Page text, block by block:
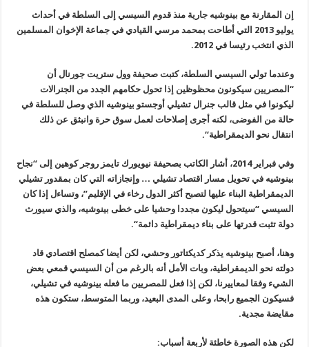
إن المقارنة مع بينوشيه جارية منذ قدوم السيسي إلى السلطة في أحداث
يوليو2013 التي أطاحت بمحمد مرسي القيادي في جماعة الإخوان المسلمين
الذي انتخب رئيسا في 2012
.
وعندما تولي السيسي السلطة، كتبت صحيفة وول ستريت جورنال أن
“المصريين سيكونون محظوظين إذا تحول حكامهم الجدد من الجنرالات
ليكونوا في مثل قالب جنرال تشيلي أوجستو بينوشيه الذي وصل للسلطة في
حالة من الفوضى، لكنه أجرى إصلاحات لعمل سوق حرة وانبثق عن ذلك
انتقال نحو الديمقراطية“.
وفي فبراير 2014، أشار الكاتب بصحيفة نيويورك تايمز روجر كوهين إلى “نجاح
بينوشيه في تحويل مسار اقتصاد تشيلي … وإنجازاته التي كان بمقدور تشيلي
الديمقراطية البناء عليها لتصبح أكثر الدول رخاء في الإقليم”، وتساءل إذا كان
السيسي “سيتحول ليكون مجددا وحشيا على خطى بينوشيه، والذي سيورث
دولة تثبت قدرتها على بناء ديمقراطية دائمة“.
وهنا، أصبح بينوشيه يذكر كديكتاتور وحشي، لكن أيضا كمصلح اقتصادي قاد
دولته نحو الديمقراطية، وبات الأمل أنه بالرغم من أن السيسي قمعي بعض
الشيء وفقا لمعاييرنا، لكن إذا فعل للمصريين ما فعله بينوشيه في تشيلي،
فسيكون الجميع رابحا، وعلى المدى البعيد، وربما المتوسط، ستكون هذه
مقايضة مجدية.
لكن هذه الصورة خاطئة ﻷربعة أسباب: